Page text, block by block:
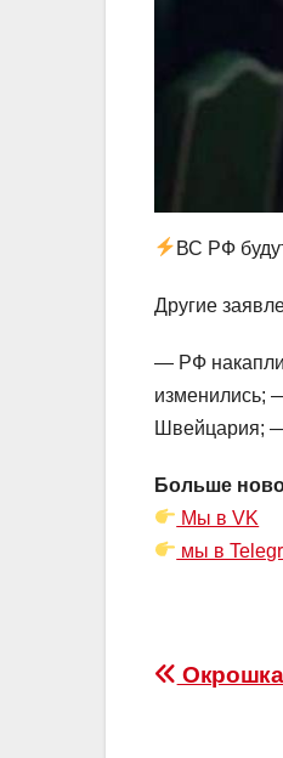
ВС РФ
Другие
— РФ
изменились;
Швейцария;
Больше
Мы в VK
мы в